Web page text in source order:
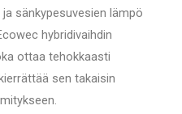
sänkypesuvesien lämpö
hybridivaihdin
ottaa tehokkaasti
sen takaisin